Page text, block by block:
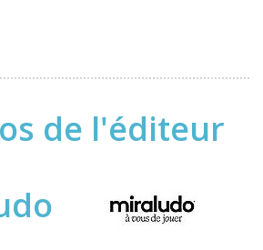
de l'éditeur